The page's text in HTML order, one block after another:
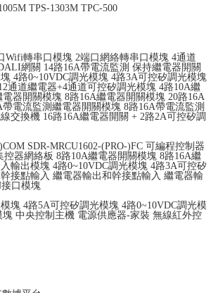
TPS-1303M TPC-500
Wifi轉串口模塊 2端口網絡轉串口模塊 4通道
網關 14路16A帶電流監測 保持繼電器開關
4路0~10VDC調光模塊 4路3A可控矽調光模塊
通道繼電器+4通道可控矽調光模塊 4路10A繼
電器開關模塊 8路16A繼電器開關模塊 20路16A
帶電流監測繼電器開關模塊 8路16A帶電流監測
交換機 16路16A繼電器開關 + 2路2A可控矽調
SDR-MRCU1602-(PRO-)FC 可編程控制器
控器網絡板 8路10A繼電器開關模塊 8路16A繼
輸出模塊 4路0~10VDC調光模塊 4路3A可控矽
接點輸入 繼電器輸出和幹接點輸入 繼電器輸
口模塊
塊 4路5A可控矽調光模塊 4路0~10VDC調光模
塊 中央控制主機 電源供應器-家裝 無線紅外控